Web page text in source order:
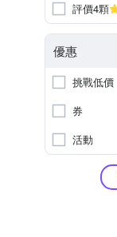
評價4顆
優惠
挑戰低價
券
活動